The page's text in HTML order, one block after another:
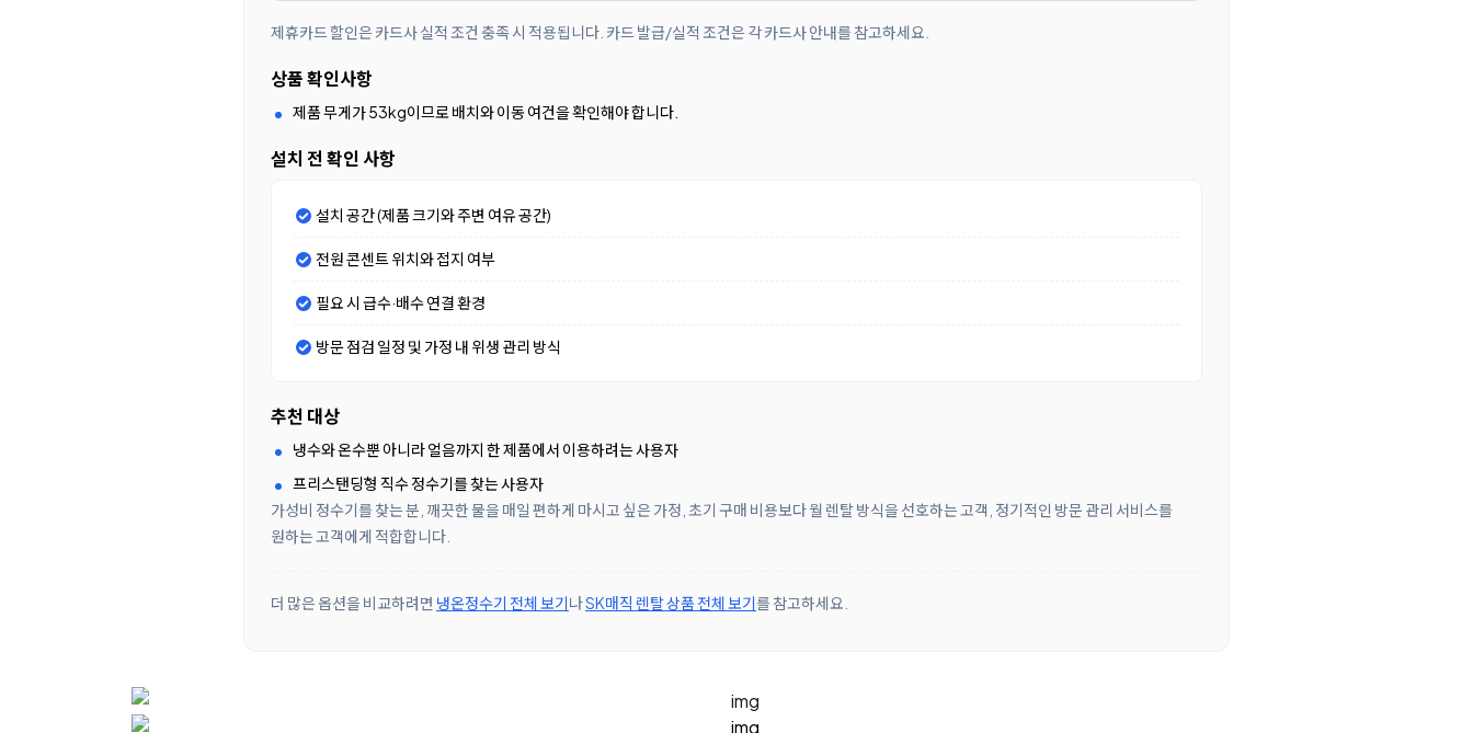
제휴카드 할인은 카드사 실적 조건 충족 시 적용됩니다. 카드 발급/실적 조건은 각 카드사 안내를 참고하세요.
상품 확인사항
제품 무게가 53kg이므로 배치와 이동 여건을 확인해야 합니다.
설치 전 확인 사항
설치 공간 (제품 크기와 주변 여유 공간)
전원 콘센트 위치와 접지 여부
필요 시 급수·배수 연결 환경
방문 점검 일정 및 가정 내 위생 관리 방식
추천 대상
냉수와 온수뿐 아니라 얼음까지 한 제품에서 이용하려는 사용자
프리스탠딩형 직수 정수기를 찾는 사용자
가성비 정수기를 찾는 분, 깨끗한 물을 매일 편하게 마시고 싶은 가정, 초기 구매 비용보다 월 렌탈 방식을 선호하는 고객, 정기적인 방문 관리 서비스를
원하는 고객에게 적합합니다.
더 많은 옵션을 비교하려면 냉온정수기 전체 보기나SK매직 렌탈 상품 전체 보기를 참고하세요.